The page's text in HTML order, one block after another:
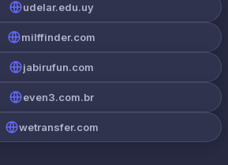
udelar.edu.uy
milffinder.com
jabirufun.com
even3.com.br
wetransfer.com